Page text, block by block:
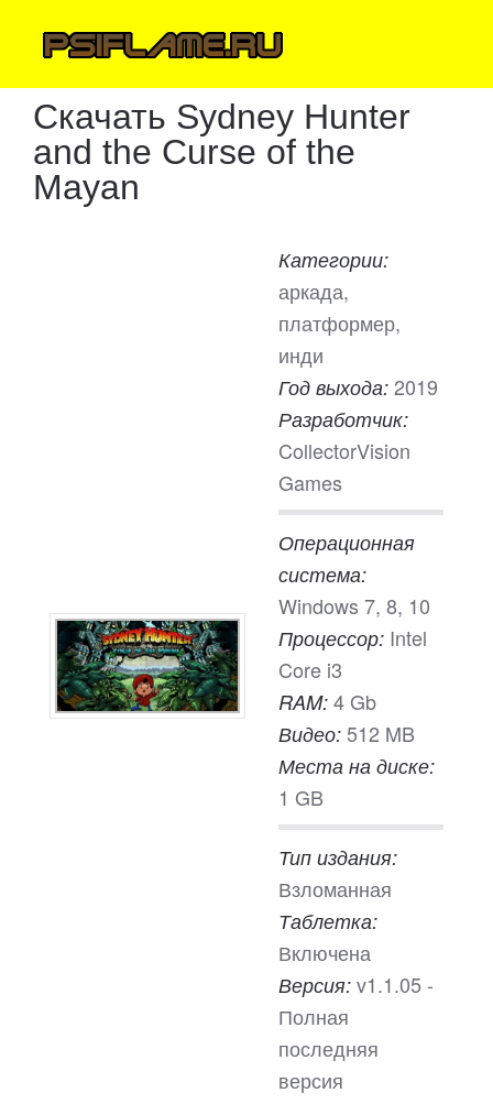
Скачать Sydney Hunter
and the Curse of the
Mayan
Категории:
аркада,
платформер,
инди
Год выхода: 2019
Разработчик:
CollectorVision
Games
Операционная
система:
Windows 7, 8, 10
Процессор: Intel
Core i3
RAM: 4 Gb
Видео: 512 MB
Места на диске:
1 GB
Тип издания:
Взломанная
Таблетка:
Включена
Версия: v1.1.05 -
Полная
последняя
версия